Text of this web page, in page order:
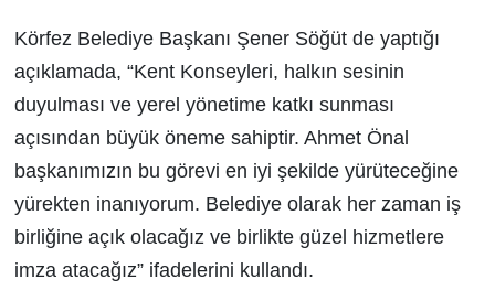
Körfez Belediye Başkanı Şener Söğüt de yaptığı
açıklamada, “Kent Konseyleri, halkın sesinin
duyulması ve yerel yönetime katkı sunması
açısından büyük öneme sahiptir. Ahmet Önal
başkanımızın bu görevi en iyi şekilde yürüteceğine
yürekten inanıyorum. Belediye olarak her zaman iş
birliğine açık olacağız ve birlikte güzel hizmetlere
imza atacağız” ifadelerini kullandı.